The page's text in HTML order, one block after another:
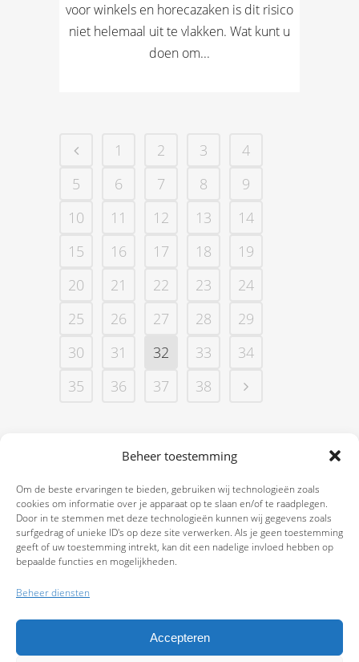
Beheer toestemming
Om de beste ervaringen te bieden, gebruiken wij technologieën zoals
cookies om informatie over je apparaat op te slaan en/of te raadplegen.
Door in te stemmen met deze technologieën kunnen wij gegevens zoals
surfgedrag of unieke ID's op deze site verwerken. Als je geen toestemming
geeft of uw toestemming intrekt, kan dit een nadelige invloed hebben op
bepaalde functies en mogelijkheden.
Beheer diensten
Accepteren
voor winkels en horecazaken is dit risico
niet helemaal uit te vlakken. Wat kunt u
doen om...
1 2 3
4
5
6 7 8
9
10
11 12 13
14
15
16 17 18
19
20
21 22 23
24
25
26 27 28
29
30
31 32 33
34
35
36 37 38